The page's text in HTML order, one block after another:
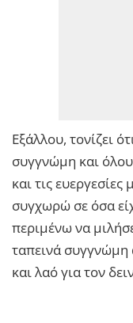
Εξάλλου, τονίζει
συγγνώμη και
και τις
συγχωρώ σε όσα
περιμένω να
ταπεινά
και λαό για τον